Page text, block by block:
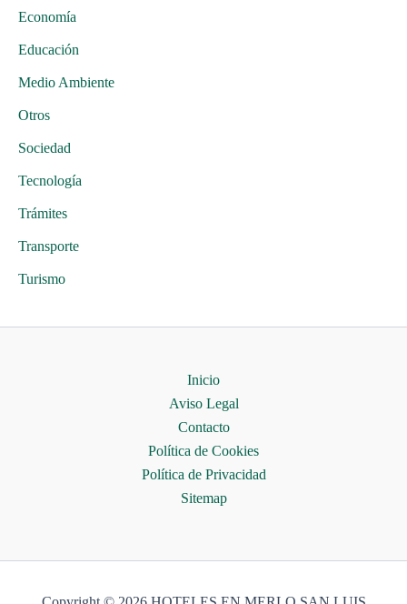
Economía
Educación
Medio Ambiente
Otros
Sociedad
Tecnología
Trámites
Transporte
Turismo
Inicio
Aviso Legal
Contacto
Política de Cookies
Política de Privacidad
Sitemap